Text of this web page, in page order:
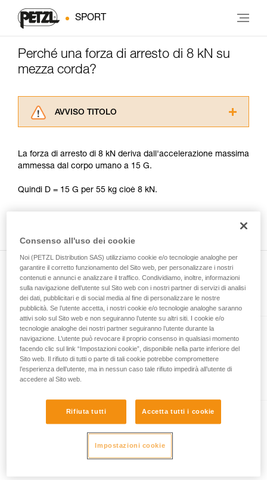
SPORT
Perché una forza di arresto di 8 kN su
mezza corda?
AVVISO TITOLO
consultarlo. Dovete aver compreso le
informazioni dell’istruzione tecnica per poter
La padronanza di queste tecniche richiede una
sicurezza, prima di riprodurla autonomamente.
Forniamo esempi di tecniche relative alla vostra
attività. Ne possono esistere altre che non
vengono qui descritte.
La forza di arresto di 8 kN deriva dall'accelerazione massima
ammessa dal corpo umano a 15 G.
Quindi D = 15 G per 55 kg cioè 8 kN.
Presente nell'articolo
TANGO® 8.5 mm
Mezza corda con diametro da
8,5 mm per l’arrampicata su vie
VOLTA® GUIDE 9 mm
Consenso all'uso dei cookie
Noi (PETZL Distribution SAS) utilizziamo cookie e/o tecnologie analoghe per
garantire il corretto funzionamento del Sito web, per personalizzare i nostri
contenuti e annunci e analizzare il traffico. Condividiamo, inoltre, informazioni
sulla navigazione dell’utente sul Sito web con i nostri partner di servizi di analisi
dei dati, pubblicitari e di social media al fine di personalizzare le nostre
pubblicità. Se l’utente accetta, i nostri cookie e/o tecnologie analoghe saranno
attivi solo sul Sito web e non seguiranno l’utente su altri siti. I cookie e/o
tecnologie analoghe dei nostri partner seguiranno l’utente durante la
navigazione. L’utente può revocare il proprio consenso in qualsiasi momento
facendo clic sul link “Impostazioni cookie”, disponibile nella parte inferiore del
Sito web. Il rifiuto di tutti o parte di tali cookie potrebbe compromettere
l’esperienza dell’utente, ma in nessun caso tale rifiuto impedirà all’utente di
accedere al Sito web.
Rifiuta tutti Accetta tutti i cookie
Impostazioni cookie